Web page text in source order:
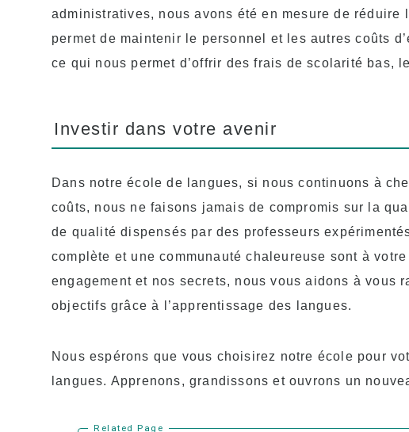
administratives, nous avons été en mesure de réduire
permet de maintenir le personnel et les autres coûts
ce qui nous permet d’offrir des frais de scolarité bas,
Investir dans votre avenir
Dans notre école de langues, si nous continuons à
coûts, nous ne faisons jamais de compromis sur la
de qualité dispensés par des professeurs
complète et une communauté chaleureuse sont à
engagement et nos secrets, nous vous aidons à vous
objectifs grâce à l’apprentissage des langues.
Nous espérons que vous choisirez notre école pour
langues. Apprenons, grandissons et ouvrons un
Related Page